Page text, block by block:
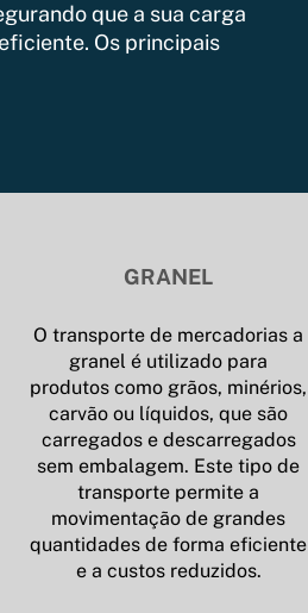
que a sua carga
Os principais
GRANEL
O transporte de mercadorias a
granel é utilizado para
produtos como grãos, minérios,
carvão ou líquidos, que são
carregados e descarregados
sem embalagem. Este tipo de
transporte permite a
movimentação de grandes
quantidades de forma eficiente
e a custos reduzidos.